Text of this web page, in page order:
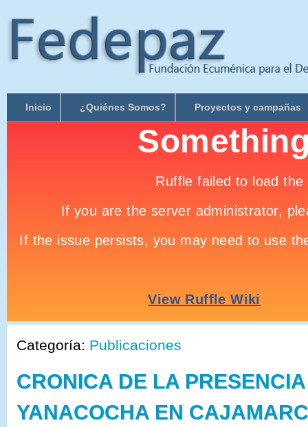
Inicio ¿Quiénes Somos? Proyectos y campañas
Categoría: Publicaciones
CRONICA DE LA
YANACOCHA EN